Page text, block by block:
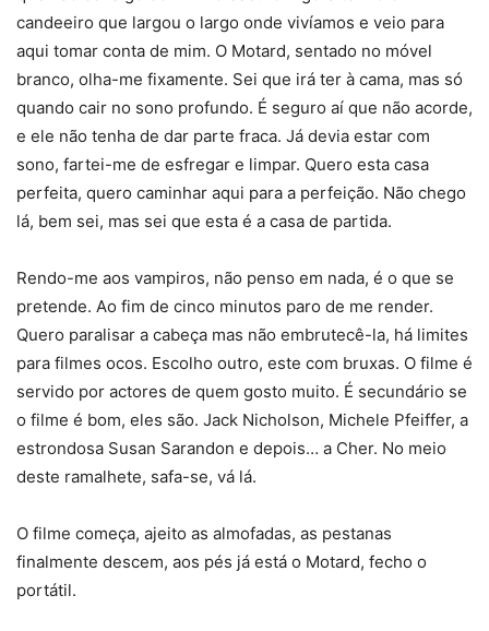
candeeiro que largou o largo onde vivíamos e veio para
aqui tomar conta de mim. O Motard, sentado no móvel
branco, olha-me fixamente. Sei que irá ter à cama, mas só
quando cair no sono profundo. É seguro aí que não acorde,
e ele não tenha de dar parte fraca. Já devia estar com
sono, fartei-me de esfregar e limpar. Quero esta casa
perfeita, quero caminhar aqui para a perfeição. Não chego
lá, bem sei, mas sei que esta é a casa de partida.
Rendo-me aos vampiros, não penso em nada, é o que se
pretende. Ao fim de cinco minutos paro de me render.
Quero paralisar a cabeça mas não embrutecê-la, há limites
para filmes ocos. Escolho outro, este com bruxas. O filme é
servido por actores de quem gosto muito. É secundário se
o filme é bom, eles são. Jack Nicholson, Michele Pfeiffer, a
estrondosa Susan Sarandon e depois… a Cher. No meio
deste ramalhete, safa-se, vá lá.
O filme começa, ajeito as almofadas, as pestanas
finalmente descem, aos pés já está o Motard, fecho o
portátil.